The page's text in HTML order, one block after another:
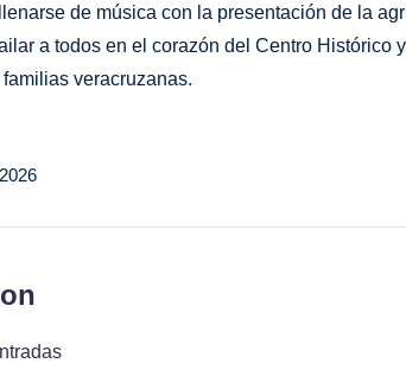
de música con la presentación de la
a todos en el corazón del Centro Histórico
veracruzanas.